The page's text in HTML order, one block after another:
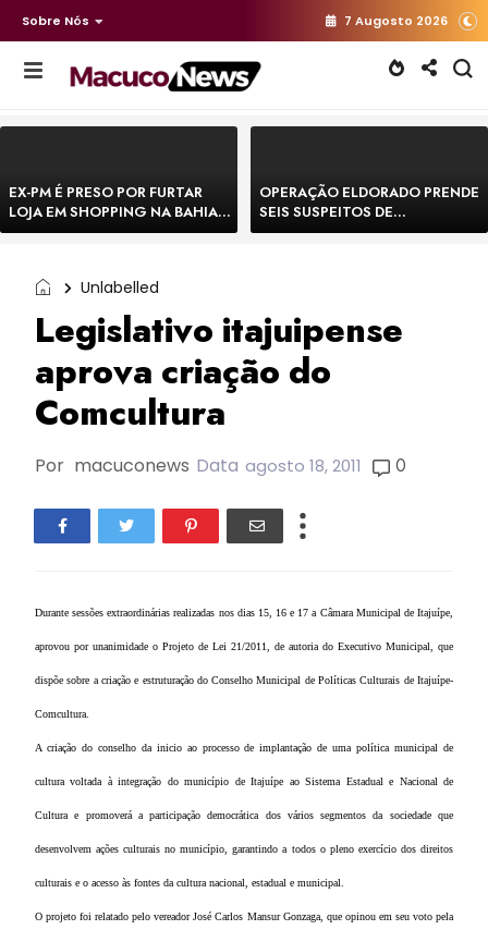
Sobre Nós 7 Augosto 2026
EX-PM É PRESO POR FURTAR
LOJA EM SHOPPING NA BAHIA E
ESCAPA CORRENDO DE
OPERAÇÃO ELDORADO PRENDE
SEIS SUSPEITOS DE
MOVIMENTAR R$ 25 MILHÕES
Unlabelled
Legislativo itajuipense
aprova criação do
Comcultura
Por macuconews Data agosto 18, 2011 0
Durante sessões extraordinárias realizadas nos dias 15, 16 e 17 a Câmara Municipal de Itajuípe,
aprovou por unanimidade o Projeto de Lei 21/2011, de autoria do Executivo Municipal, que
dispõe sobre a criação e estruturação do Conselho Municipal de Políticas Culturais de Itajuípe-
Comcultura.
A criação do conselho da inicio ao processo de implantação de uma política municipal de
cultura voltada à integração do município de Itajuípe ao Sistema Estadual e Nacional de
Cultura e promoverá a participação democrática dos vários segmentos da sociedade que
desenvolvem ações culturais no município, garantindo a todos o pleno exercício dos direitos
culturais e o acesso às fontes da cultura nacional, estadual e municipal.
O projeto foi relatado pelo vereador José Carlos Mansur Gonzaga, que opinou em seu voto pela